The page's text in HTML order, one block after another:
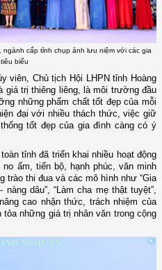
cấp tỉnh chụp ảnh lưu niệm với các gia
biểu
viên, Chủ tịch Hội LHPN tỉnh Hoàng
giá trị thiêng liêng, là môi trường đầu
những phẩm chất tốt đẹp của mỗi
đại với nhiều thách thức, việc giữ
tốt đẹp của gia đình càng có ý
toàn tỉnh đã triển khai nhiều hoạt động
ấm, tiến bộ, hạnh phúc, văn minh
trào thi đua và các mô hình như “Gia
dâu”, “Làm cha mẹ thật tuyệt”,
cao nhận thức, trách nhiệm của
những giá trị nhân văn trong cộng